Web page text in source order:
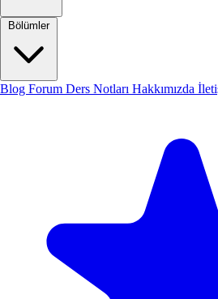
Bölümler
Blog Forum Ders Notları Hakkımızda